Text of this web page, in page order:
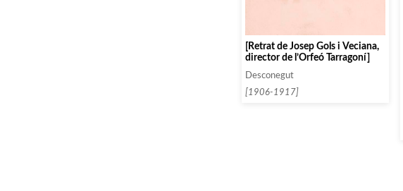
[Retrat de Josep Gols i Veciana,
director de l’Orfeó Tarragoní]
Desconegut
[1906-1917]